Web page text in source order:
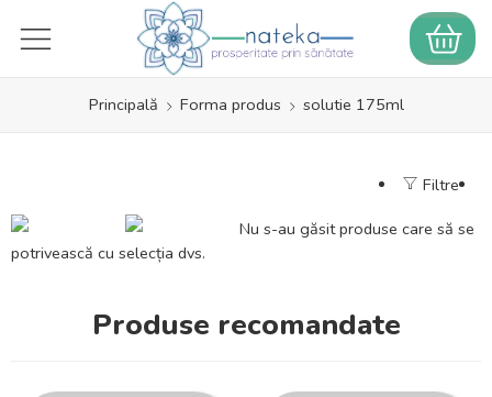
Principală Forma produs solutie 175ml
Filtre
Nu s-au găsit produse care să se
potrivească cu selecția dvs.
Produse recomandate